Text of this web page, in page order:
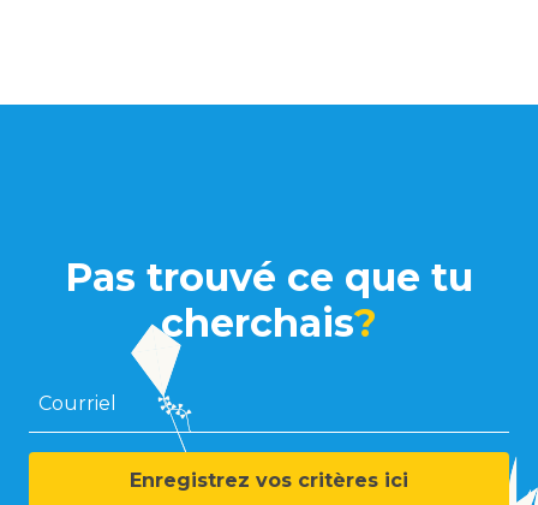
Pas trouvé ce que tu
cherchais?
Courriel
Enregistrez vos critères ici